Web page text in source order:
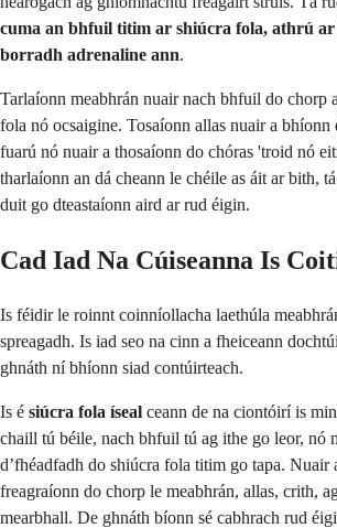
cuma an bhfuil titim ar shiúcra fola, athrú
borradh adrenaline ann.
Tarlaíonn meabhrán nuair nach bhfuil do chorp
fola nó ocsaigine. Tosaíonn allas nuair a bhíonn
fuarú nó nuair a thosaíonn do chóras 'troid nó
tharlaíonn an dá cheann le chéile as áit ar bith,
duit go dteastaíonn aird ar rud éigin.
Cad Iad Na Cúiseanna Is
Is féidir le roinnt coinníollacha laethúla
spreagadh. Is iad seo na cinn a fheiceann
ghnáth ní bhíonn siad contúirteach.
Is é siúcra fola íseal ceann de na ciontóirí is
chaill tú béile, nach bhfuil tú ag ithe go leor, nó
d’fhéadfadh do shiúcra fola titim go tapa. Nuair
freagraíonn do chorp le meabhrán, allas, crith,
mearbhall. De ghnáth bíonn sé cabhrach rud